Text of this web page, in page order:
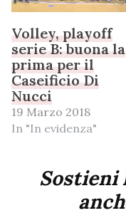
Volley, playoff
serie B: buona la
prima per il
Caseificio Di
Nucci
19 Marzo 2018
In "In evidenza"
Sostieni